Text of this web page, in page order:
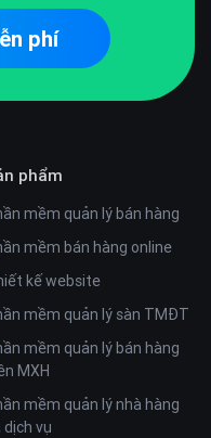
phí
phẩm
mềm quản lý bán hàng
mềm bán hàng online
kế website
mềm quản lý sàn TMĐT
mềm quản lý bán hàng
MXH
mềm quản lý nhà hàng
dịch vụ